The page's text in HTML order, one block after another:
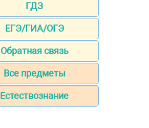
ГДЗ
ЕГЭ/ГИА/ОГЭ
Обратная связь
Все предметы
Естествознание